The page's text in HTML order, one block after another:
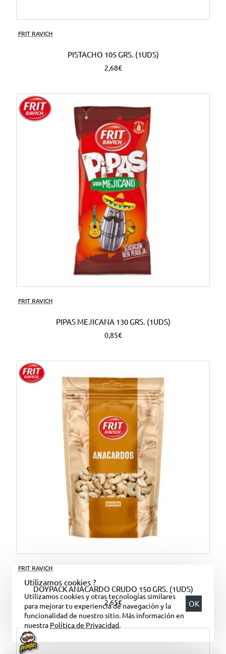
Utilizamos cookies ?
Utilizamos cookies y otras tecnologías similares
para mejorar tu experiencia de navegación y la
funcionalidad de nuestro sitio. Más información en
nuestra Política de Privacidad.
OK
FRIT RAVICH
PISTACHO 105 GRS. (1UDS)
2,68€
FRIT RAVICH
PIPAS MEJICANA 130 GRS. (1UDS)
0,85€
FRIT RAVICH
DOYPACK ANACARDO CRUDO 150 GRS. (1UDS)
2,65€